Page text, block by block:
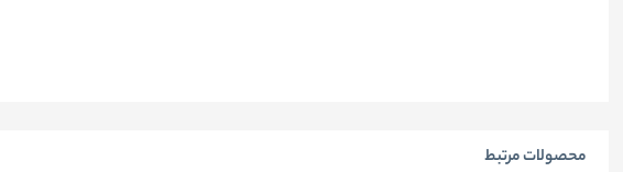
محصولات مرتبط